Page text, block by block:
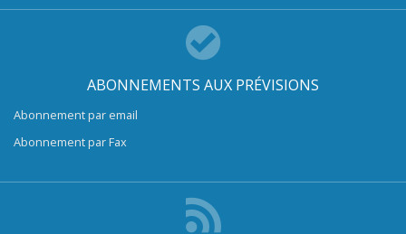
ABONNEMENTS AUX PRÉVISIONS
Abonnement par email
Abonnement par Fax